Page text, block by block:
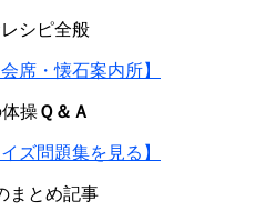
シピ全般
席・懐石案内所】
操Ｑ＆Ａ
ズ問題集を見る】
まとめ記事